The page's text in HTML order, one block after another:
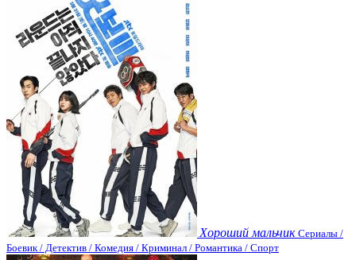
Хороший мальчик Сериалы /
Боевик / Детектив / Комедия / Криминал / Романтика / Спорт